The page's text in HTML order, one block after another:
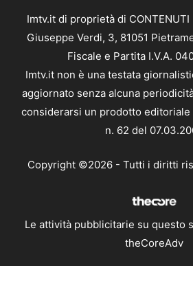
Imtv.it di proprietà di CONTENUTI
Giuseppe Verdi, 3, 81051
Fiscale e Partita I.V.A.
Imtv.it non è una testata
aggiornato senza alcuna
considerarsi un prodotto editoriale
n. 62 del
Copyright ©2026 - Tutti i diritti
Le attività pubblicitarie su questo
theCoreAdv